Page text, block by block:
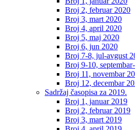
Broj 2, februar 2020
Broj 3, mart 2020
Broj 4, april 2020
Broj 5, maj 2020
Broj 6, jun 2020
Broj 7-8, jul-avgust
Broj 9-10,
Broj 11, novembar
Broj 12, decembar
Sadržaj časopisa za 2019.
Broj 1, januar 2019
Broj 2, februar 2019
Broj 3, mart 2019